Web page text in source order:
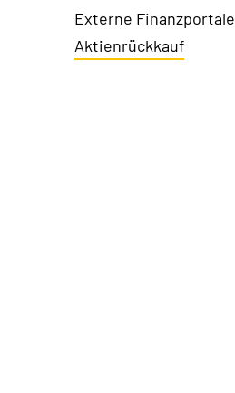
Externe Finanzportale
Aktienrückkauf